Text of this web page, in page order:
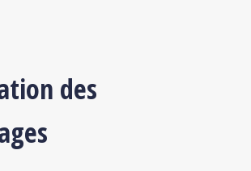
des